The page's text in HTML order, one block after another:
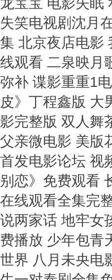
失笑电视剧沈月
集 北京夜店电影
线观看 二泉映月
弥补 谍影重重1
皮》丁程鑫版 大
影完整版 双人舞
父亲微电影 美版
首发电影论坛 视
别恋》免费观看
在线观看全集完
说两家话 地牢女
费播放 少年包青
世界 八月未央电